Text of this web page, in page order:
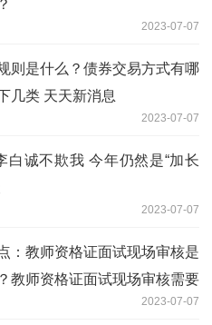
2023-07-07
则是什么？债券交易方式有哪
几类 天天新消息
2023-07-07
白诚不欺我 今年仍然是“加长
2023-07-07
：教师资格证面试现场审核是
教师资格证面试现场审核需要
2023-07-07